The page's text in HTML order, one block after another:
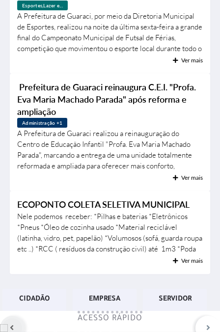
Contas Públicas
Legislação
Links
Telefones Úteis
Contato
Esportes,Lazer e...
A Prefeitura de Guaraci, por meio da Diretoria Municipal
de Esportes, realizou na noite da última sexta-feira a grande
final do Campeonato Municipal de Futsal de Férias,
competição que movimentou o esporte local durante todo o
mês de julho. Ao todo, nove equipes participaram do
o Panela FC conquistou o título de forma invicta ao vencer
o Várzea FC pelo placar de 6...
Ver mais
Prefeitura de Guaraci reinaugura C.E.I. "Profa.
Eva Maria Machado Parada" após reforma e
ampliação
Administração +1
A Prefeitura de Guaraci realizou a reinauguração do
Centro de Educação Infantil "Profa. Eva Maria Machado
Parada", marcando a entrega de uma unidade totalmente
reformada e ampliada para oferecer mais conforto,
segurança e qualidade no atendimento às crianças da rede
diretora municipal de Educação Sumaia Ganej, do diretor-
geral executivo do município Carlos...
Ver mais
ECOPONTO COLETA SELETIVA MUNICIPAL
Nele podemos receber: *Pilhas e baterias *Eletrônicos
*Pneus *Óleo de cozinha usado *Material reciclável
(latinha, vidro, pet, papelão) *Volumosos (sofá, guarda roupa
etc ..) *RCC ( resíduos da construção civil) até 1m3 *Poda
de árvore 1m3 *Limpeza de quintal 1m3 O QUE É
meioambiente@guaraci.sp.gov.brENDEREÇO PONTO 1:
Ver mais
CIDADÃO EMPRESA SERVIDOR
ACESSO RÁPIDO